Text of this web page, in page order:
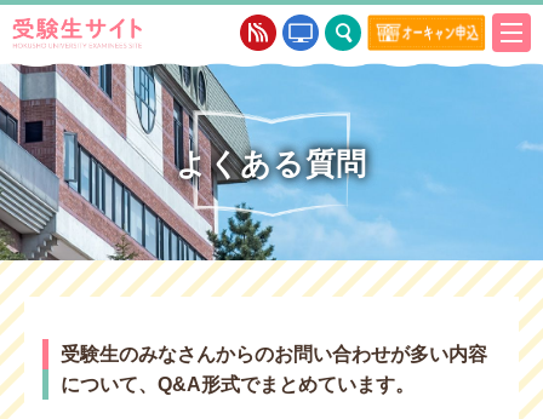
よくある質問
受験生のみなさんからのお問い合わせが多い内容
について、Q&A形式でまとめています。